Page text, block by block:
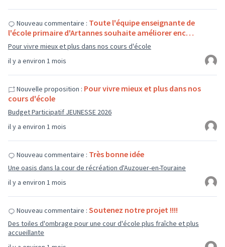
il y a environ 1 mois
Nouveau commentaire : Toute l'équipe enseignante de
l'école primaire d'Artannes souhaite améliorer enc…
Pour vivre mieux et plus dans nos cours d'école
il y a environ 1 mois
Nouvelle proposition : Pour vivre mieux et plus dans nos
cours d'école
Budget Participatif JEUNESSE 2026
il y a environ 1 mois
Nouveau commentaire : Très bonne idée
Une oasis dans la cour de récréation d'Auzouer-en-Touraine
Nouveau commentaire : Soutenez notre projet !!!!
Des toiles d'ombrage pour une cour d'école plus fraîche et plus
accueillante